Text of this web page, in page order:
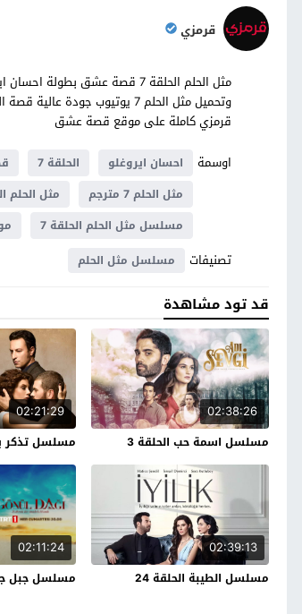
قرمزي
قرمزي كاملة على موقع قصة عشق
اوسمة
احسان ايروغلو الحلقة 7
مثل الحلم 7 مترجم
مثل الحلم
مسلسل مثل الحلم الحلقة 7
تصنيفات مسلسل مثل الحلم
قد تود مشاهدة
02:38:26
مسلسل اسمة حب الحلقة 3
02:21:29
مسلسل تذكر
02:39:13
مسلسل الطيبة الحلقة 24
02:11:24
مسلسل جبل